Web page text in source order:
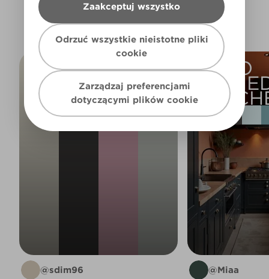
Zaakceptuj wszystko
Odrzuć wszystkie nieistotne pliki
cookie
Zarządzaj preferencjami
dotyczącymi plików cookie
COLOURS
USED IN MY
HOME
@sdim96
TWO
@Miaa